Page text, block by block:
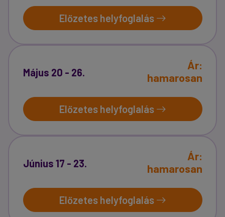
Előzetes helyfoglalás
Május 20 - 26.
Ár:
hamarosan
Előzetes helyfoglalás
Június 17 - 23.
Ár:
hamarosan
Előzetes helyfoglalás